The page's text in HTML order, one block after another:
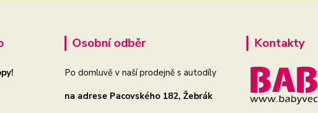
Osobní odběr
Po domluvě v naší prodejně s autodíly
na adrese Pacovského 182, Žebrák
Kontakty